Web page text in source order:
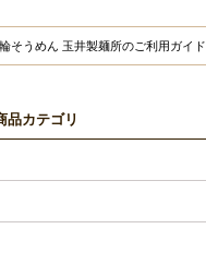
そうめん 玉井製麺所のご利用ガイド
品カテゴリ